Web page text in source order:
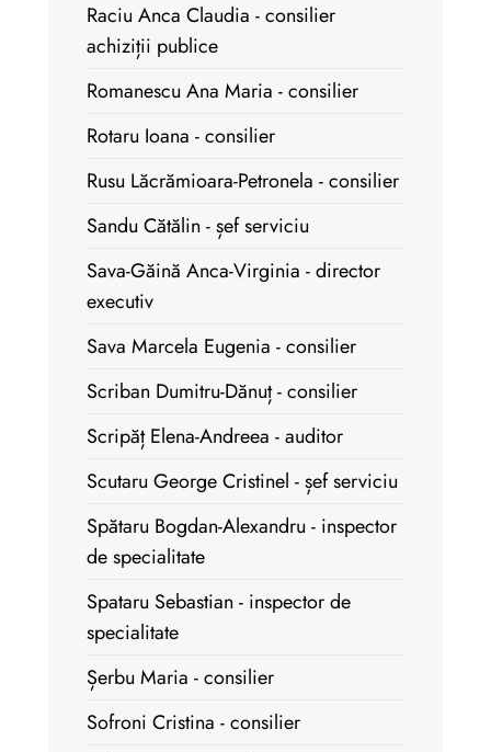
Raciu Anca Claudia - consilier
achiziții publice
Romanescu Ana Maria - consilier
Rotaru Ioana - consilier
Rusu Lăcrămioara-Petronela - consilier
Sandu Cătălin - șef serviciu
Sava-Găină Anca-Virginia - director
executiv
Sava Marcela Eugenia - consilier
Scriban Dumitru-Dănuț - consilier
Scripăț Elena-Andreea - auditor
Scutaru George Cristinel - șef serviciu
Spătaru Bogdan-Alexandru - inspector
de specialitate
Spataru Sebastian - inspector de
specialitate
Șerbu Maria - consilier
Sofroni Cristina - consilier